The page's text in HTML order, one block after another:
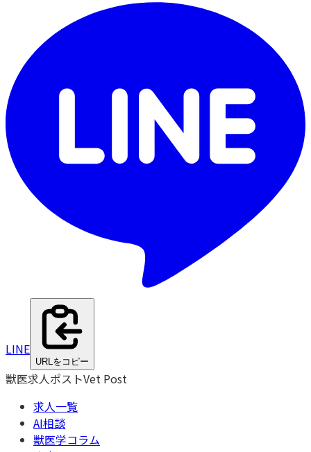
LINE
URLをコピー
獣医求人ポストVet Post
求人一覧
AI相談
獣医学コラム